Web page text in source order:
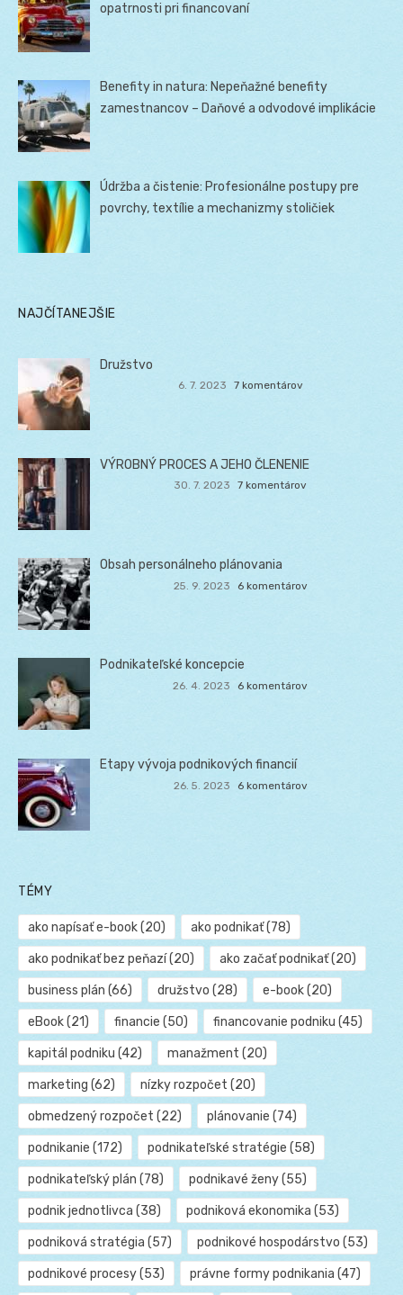
opatrnosti pri financovaní
Benefity in natura: Nepeňažné benefity
zamestnancov – Daňové a odvodové implikácie
Údržba a čistenie: Profesionálne postupy pre
povrchy, textílie a mechanizmy stoličiek
NAJČÍTANEJŠIE
Družstvo
6. 7. 2023 7 komentárov
VÝROBNÝ PROCES A JEHO ČLENENIE
30. 7. 2023 7 komentárov
Obsah personálneho plánovania
25. 9. 2023 6 komentárov
Podnikateľské koncepcie
26. 4. 2023 6 komentárov
Etapy vývoja podnikových financií
26. 5. 2023 6 komentárov
TÉMY
ako napísať e-book(20) ako podnikať(78)
ako podnikať bez peňazí(20) ako začať podnikať(20)
business plán (66) družstvo (28) e-book(20)
eBook(21) financie (50) financovanie podniku (45)
kapitál podniku (42) manažment (20)
marketing (62) nízky rozpočet (20)
obmedzený rozpočet (22) plánovanie (74)
podnikanie (172) podnikateľské stratégie (58)
podnikateľský plán (78) podnikavé ženy(55)
podnik jednotlivca (38) podniková ekonomika (53)
podniková stratégia (57) podnikové hospodárstvo (53)
podnikové procesy(53) právne formy podnikania (47)